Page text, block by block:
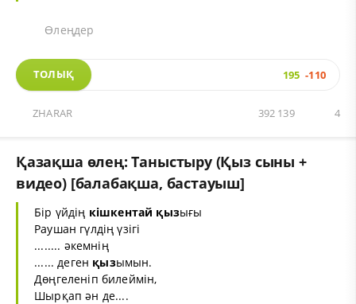
Өлеңдер
ТОЛЫҚ 195 -110
ZHARAR 4
392 139
Қазақша өлең: Таныстыру (Қыз сыны +
видео) [балабақша, бастауыш]
Бір үйдің кішкентай қызығы
Раушан гүлдің үзігі
........ әкемнің
...... деген қызымын.
Дөңгеленіп билеймін,
Шырқап ән де....